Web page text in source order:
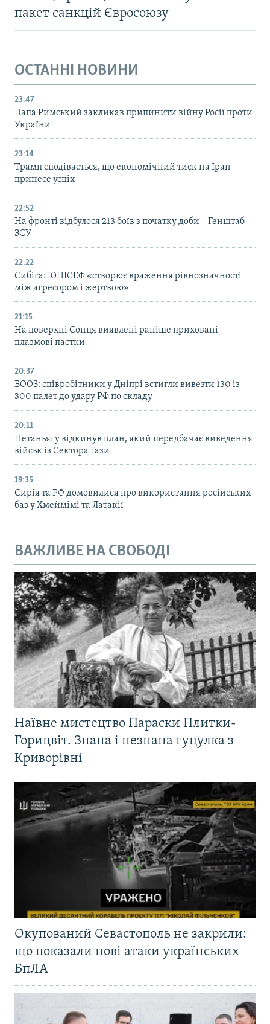
пакет санкцій Євросоюзу
ОСТАННІ НОВИНИ
23:47
Папа Римський закликав припинити війну Росії проти
України
23:14
Трамп сподівається, що економічний тиск на Іран
принесе успіх
22:52
На фронті відбулося 213 боїв з початку доби – Генштаб
ЗСУ
22:22
Сибіга: ЮНІСЕФ «створює враження рівнозначності
між агресором і жертвою»
21:15
На поверхні Сонця виявлені раніше приховані
плазмові пастки
20:37
ВООЗ: співробітники у Дніпрі встигли вивезти 130 із
300 палет до удару РФ по складу
20:11
Нетаньягу відкинув план, який передбачає виведення
військ із Сектора Гази
19:35
Сирія та РФ домовилися про використання російських
баз у Хмеймімі та Латакії
ВАЖЛИВЕ НА СВОБОДІ
Наївне мистецтво Параски Плитки-
Горицвіт. Знана і незнана гуцулка з
Криворівні
Окупований Севастополь не закрили:
що показали нові атаки українських
БпЛА